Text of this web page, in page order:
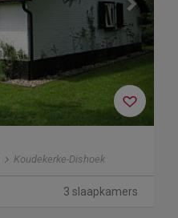
Koudekerke-Dishoek
3 slaapkamers